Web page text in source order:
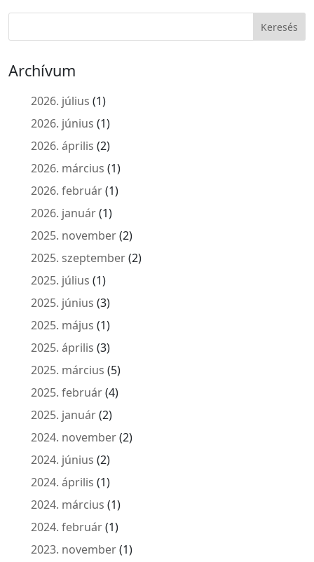
Archívum
2026. július (1)
2026. június (1)
2026. április (2)
2026. március (1)
2026. február(1)
2026. január(1)
2025. november(2)
2025. szeptember(2)
2025. július (1)
2025. június (3)
2025. május (1)
2025. április (3)
2025. március (5)
2025. február(4)
2025. január(2)
2024. november(2)
2024. június (2)
2024. április (1)
2024. március (1)
2024. február(1)
2023. november(1)